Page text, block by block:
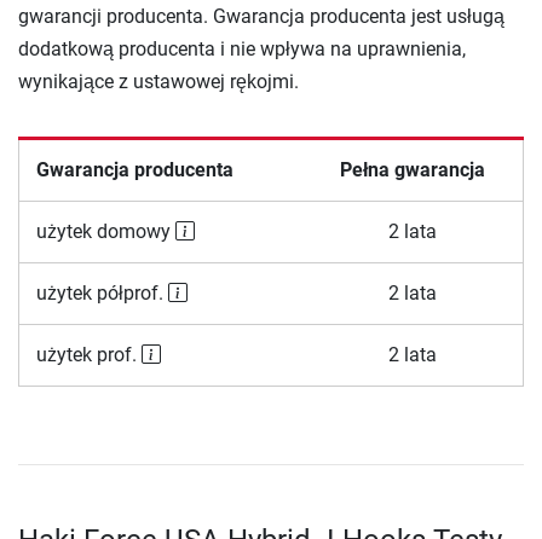
gwarancji producenta. Gwarancja producenta jest usługą
dodatkową producenta i nie wpływa na uprawnienia,
wynikające z ustawowej rękojmi.
Gwarancja producenta Pełna gwarancja
użytek domowy 2 lata
użytek półprof. 2 lata
użytek prof. 2 lata